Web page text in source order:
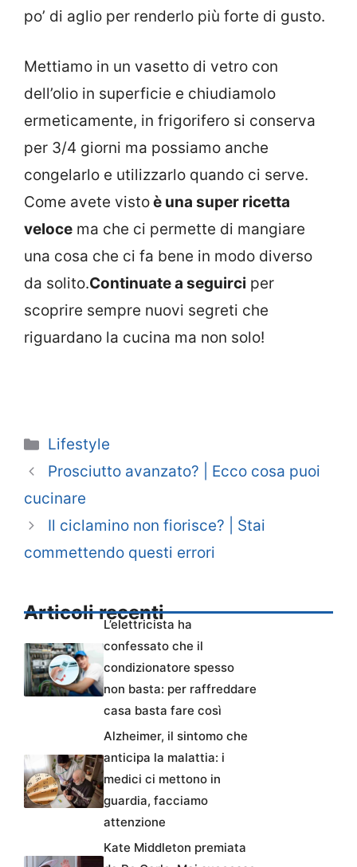
po’ di aglio per renderlo più forte di gusto.
Mettiamo in un vasetto di vetro con
dell’olio in superficie e chiudiamolo
ermeticamente, in frigorifero si conserva
per 3/4 giorni ma possiamo anche
congelarlo e utilizzarlo quando ci serve.
Come avete vistoè una super ricetta
veloce ma che ci permette di mangiare
una cosa che ci fa bene in modo diverso
da solito.Continuate a seguirci per
scoprire sempre nuovi segreti che
riguardano la cucina ma non solo!
Categorie
Lifestyle
Prosciutto avanzato? | Ecco cosa puoi
cucinare
Il ciclamino non fiorisce? | Stai
commettendo questi errori
Articoli recenti
L’elettricista ha
confessato che il
condizionatore spesso
non basta: per raffreddare
casa basta fare così
Alzheimer, il sintomo che
anticipa la malattia: i
medici ci mettono in
guardia, facciamo
attenzione
Kate Middleton premiata